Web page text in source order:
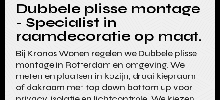
Dubbele plisse montage
- Specialist in
raamdecoratie op maat.
Bij Kronos Wonen regelen we Dubbele plisse
montage in Rotterdam en omgeving. We
meten en plaatsen in kozijn, draai kiepraam
of dakraam met top down bottom up voor